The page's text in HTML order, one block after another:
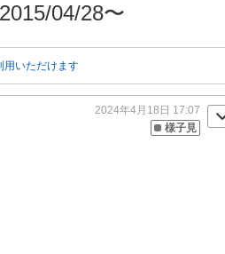
04/28〜
用いただけます
様子見
2024年4月18日 17:07